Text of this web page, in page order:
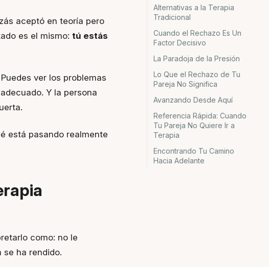
aceptó en teoría pero
es el mismo: tú estás
ver los problemas
Y la persona
está pasando realmente
como: no le
ha rendido.
Alternativas a la Terapia
Tradicional
Cuando el Rechazo Es Un
Factor Decisivo
La Paradoja de la Presión
Lo Que el Rechazo de Tu
Pareja No Significa
Avanzando Desde Aquí
Referencia Rápida: Cuando
Tu Pareja No Quiere Ir a
Terapia
Encontrando Tu Camino
Hacia Adelante